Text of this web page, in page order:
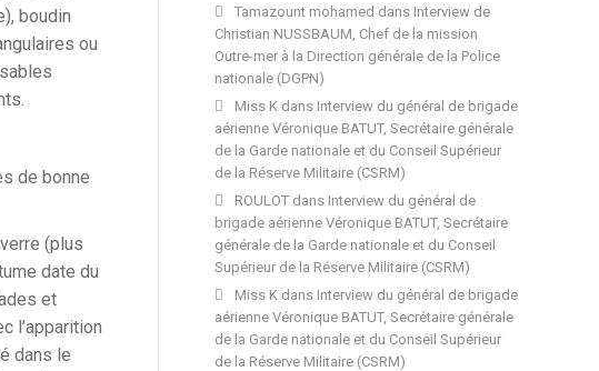
boudin
ou
de bonne
(plus
date du
et
l’apparition
dans le
Tamazount mohamed dans Interview de
Christian NUSSBAUM, Chef de la mission
Outre-mer à la Direction générale de la Police
nationale (DGPN)
Miss K dans Interview du général de brigade
aérienne Véronique BATUT, Secrétaire générale
de la Garde nationale et du Conseil Supérieur
de la Réserve Militaire (CSRM)
ROULOT dans Interview du général de
brigade aérienne Véronique BATUT, Secrétaire
générale de la Garde nationale et du Conseil
Supérieur de la Réserve Militaire (CSRM)
Miss K dans Interview du général de brigade
aérienne Véronique BATUT, Secrétaire générale
de la Garde nationale et du Conseil Supérieur
de la Réserve Militaire (CSRM)